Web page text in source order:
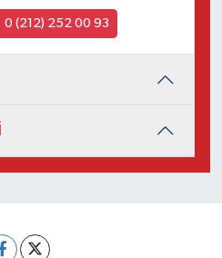
0 (212) 252 00 93